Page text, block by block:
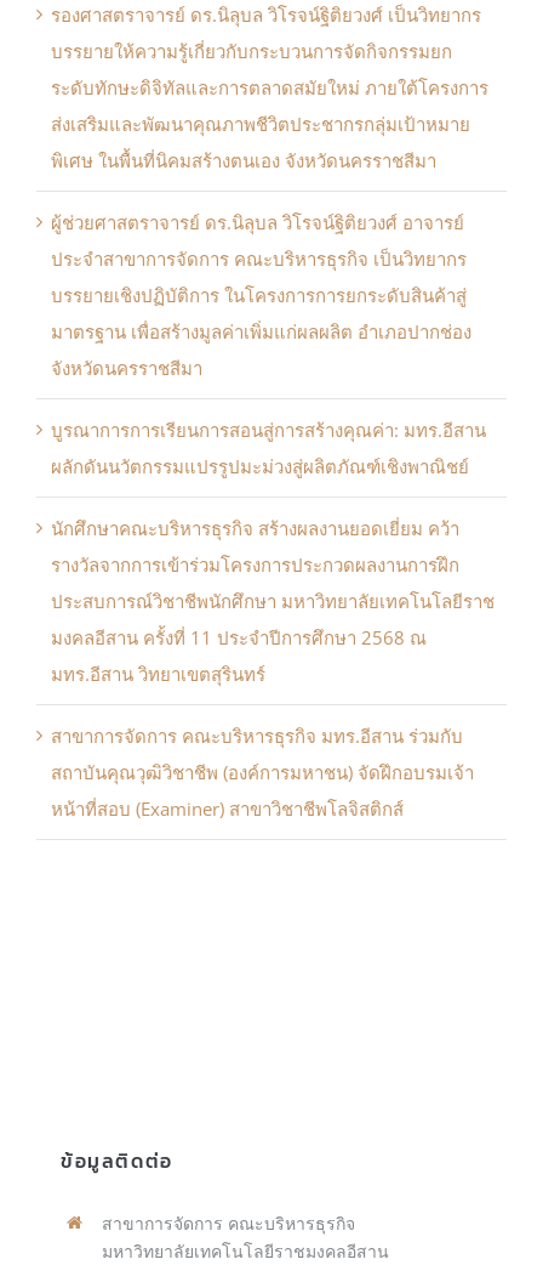
รองศาสตราจารย์ ดร.นิลุบล วิโรจน์ฐิติยวงศ์ เป็นวิทยากร
บรรยายให้ความรู้เกี่ยวกับกระบวนการจัดกิจกรรมยก
ระดับทักษะดิจิทัลและการตลาดสมัยใหม่ ภายใต้โครงการ
ส่งเสริมและพัฒนาคุณภาพชีวิตประชากรกลุ่มเป้าหมาย
พิเศษ ในพื้นที่นิคมสร้างตนเอง จังหวัดนครราชสีมา
ผู้ช่วยศาสตราจารย์ ดร.นิลุบล วิโรจน์ฐิติยวงศ์ อาจารย์
ประจำสาขาการจัดการ คณะบริหารธุรกิจ เป็นวิทยากร
บรรยายเชิงปฏิบัติการ ในโครงการการยกระดับสินค้าสู่
มาตรฐาน เพื่อสร้างมูลค่าเพิ่มแก่ผลผลิต อำเภอปากช่อง
จังหวัดนครราชสีมา
บูรณาการการเรียนการสอนสู่การสร้างคุณค่า: มทร.อีสาน
ผลักดันนวัตกรรมแปรรูปมะม่วงสู่ผลิตภัณฑ์เชิงพาณิชย์
นักศึกษาคณะบริหารธุรกิจ สร้างผลงานยอดเยี่ยม คว้า
รางวัลจากการเข้าร่วมโครงการประกวดผลงานการฝึก
ประสบการณ์วิชาชีพนักศึกษา มหาวิทยาลัยเทคโนโลยีราช
มงคลอีสาน ครั้งที่ 11 ประจำปีการศึกษา 2568 ณ
มทร.อีสาน วิทยาเขตสุรินทร์
สาขาการจัดการ คณะบริหารธุรกิจ มทร.อีสาน ร่วมกับ
สถาบันคุณวุฒิวิชาชีพ (องค์การมหาชน) จัดฝึกอบรมเจ้า
หน้าที่สอบ (Examiner) สาขาวิชาชีพโลจิสติกส์
ข้อมูลติดต่อ
สาขาการจัดการ คณะบริหารธุรกิจ
มหาวิทยาลัยเทคโนโลยีราชมงคลอีสาน